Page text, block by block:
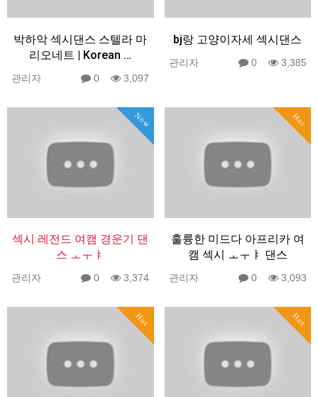
박하악 섹시댄스 스텔라 마
리오네트 | Korean …
관리자 0 3,097
bj랑 고양이자세 섹시댄스
관리자 0 3,385
Now
섹시 레전드 여캠 경운기 댄
스 ㅗㅜㅑ
관리자 0 3,374
Hot
훌륭한 미드다 아프리카 여
캠 섹시 ㅗㅜㅑ 댄스
관리자 0 3,093
Hot Hot